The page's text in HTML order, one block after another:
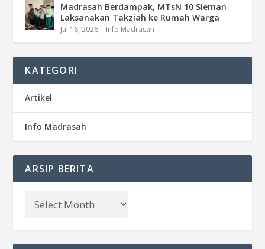
Madrasah Berdampak, MTsN 10 Sleman
Laksanakan Takziah ke Rumah Warga
Jul 16, 2026 | Info Madrasah
KATEGORI
Artikel
Info Madrasah
ARSIP BERITA